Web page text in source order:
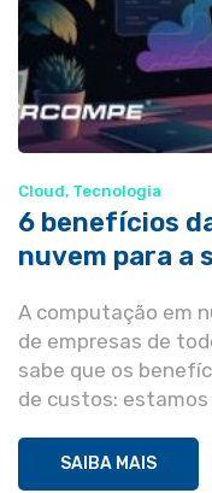
Cloud, Tecnologia
6 benefícios
nuvem para a
A computação em
de empresas de
sabe que os
de custos:
SAIBA MAIS